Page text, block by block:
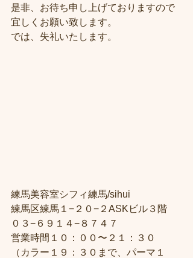
是非、お待ち申し上げておりますので
宜しくお願い致します。
では、失礼いたします。
練馬美容室シフィ練馬/sihui
練馬区練馬１−２０−２ASKビル３階
０３−６９１４−８７４７
営業時間１０：００〜２１：３０
（カラー１９：３０まで、パーマ１